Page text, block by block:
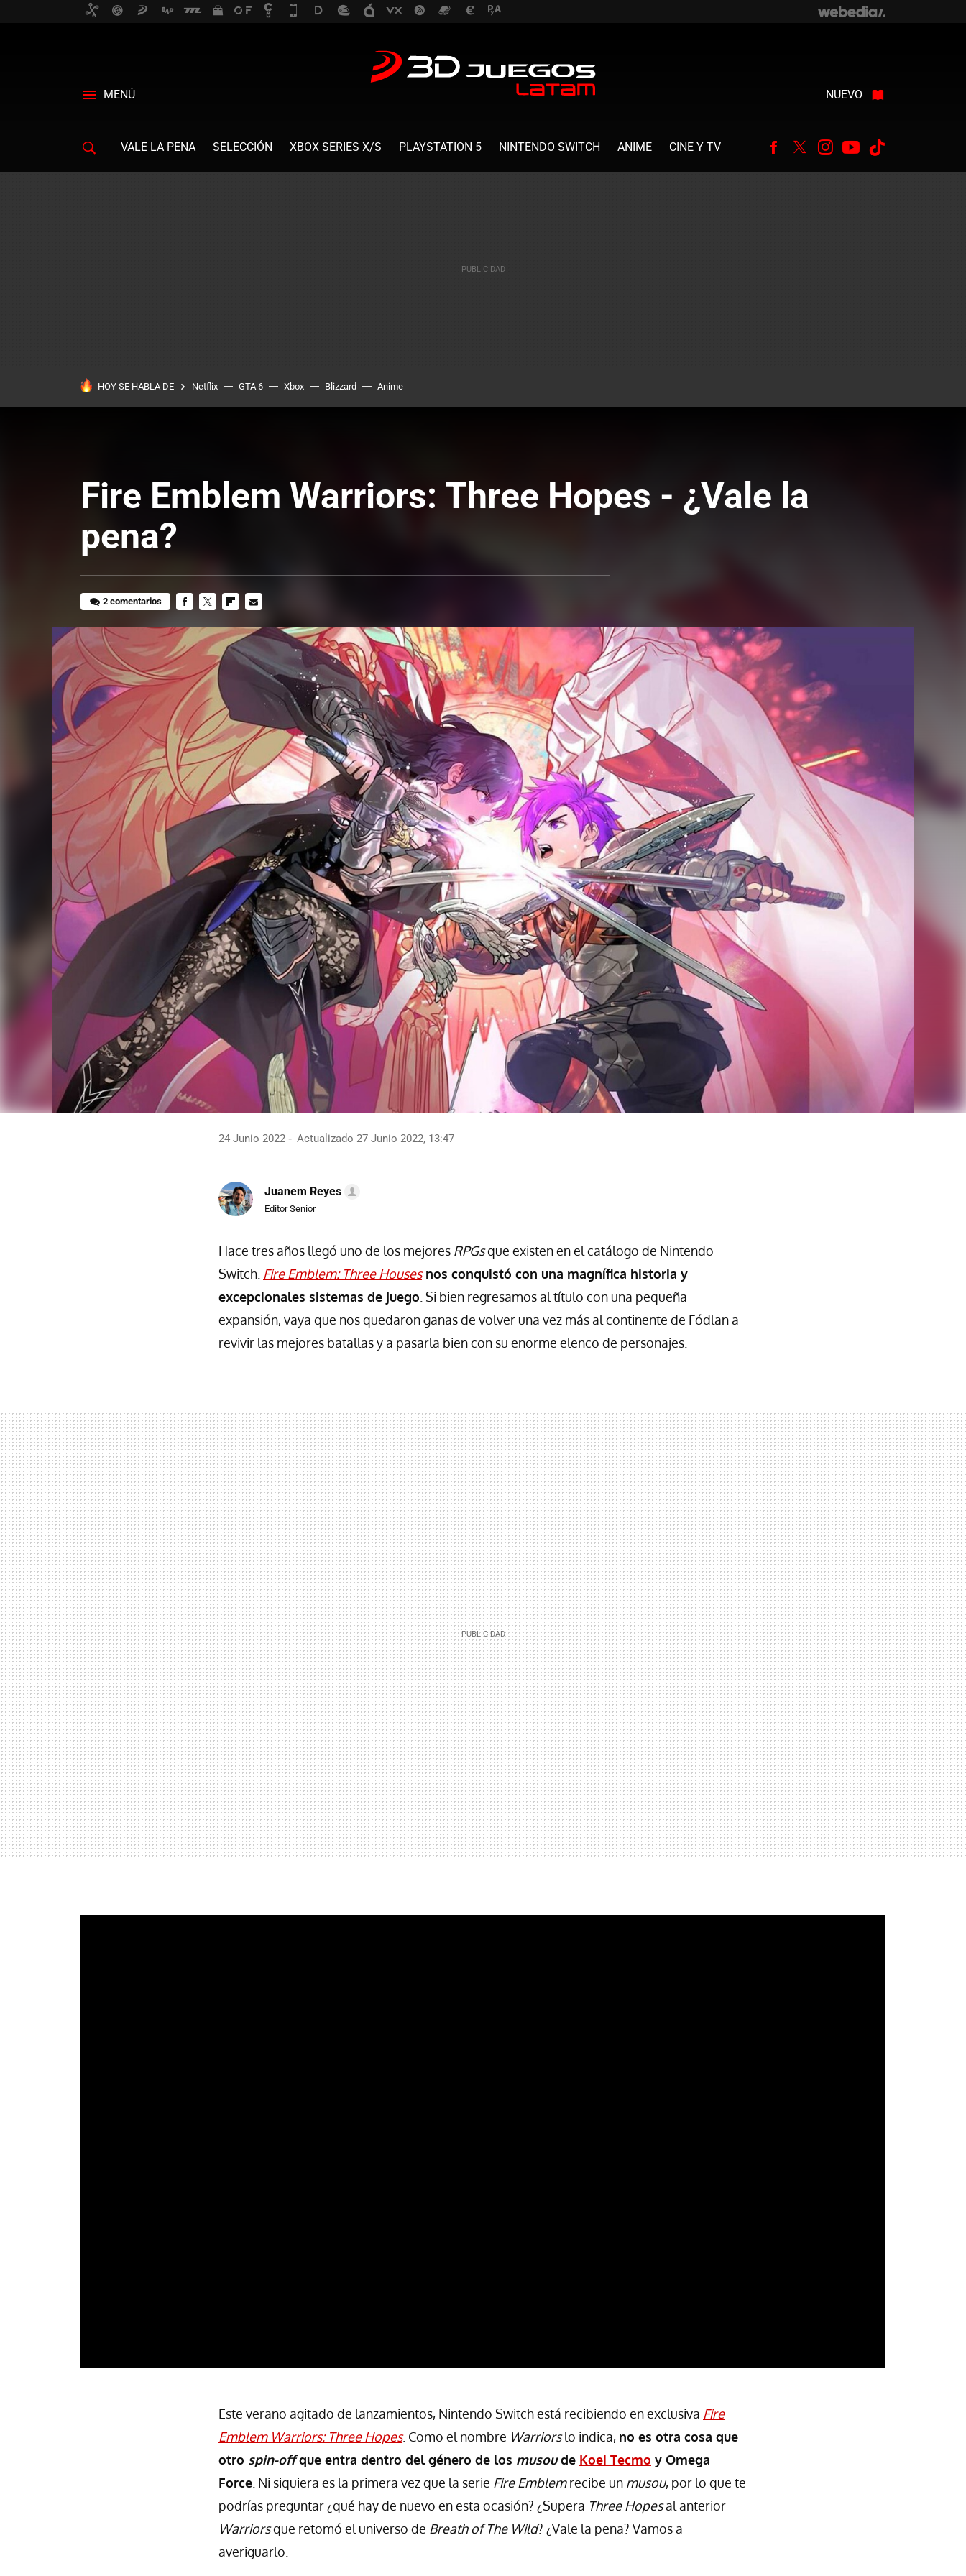
MENÚ NUEVO
VALE LA PENA SELECCIÓN XBOX SERIES X/S PLAYSTATION 5 NINTENDO SWITCH ANIME CINE Y TV Facebook
TwitterInstagram
Youtube
HOY SE HABLA DE Netflix GTA 6 Xbox Blizzard Anime
Fire Emblem Warriors: Three Hopes - ¿Vale la
pena?
2 comentarios
MAIL
24 Junio 2022 Actualizado 27 Junio 2022, 13:47
Juanem Reyes
Editor Senior
Hace tres años llegó uno de los mejores RPGsque existen en el catálogo de Nintendo
Switch. Fire Emblem: Three Housesnos conquistó con una magnífica historia y
excepcionales sistemas de juego . Si bien regresamos al título con una pequeña
expansión, vaya que nos quedaron ganas de volver una vez más al continente de Fódlan a
revivir las mejores batallas y a pasarla bien con su enorme elenco de personajes.
Este verano agitado de lanzamientos, Nintendo Switch está recibiendo en exclusiva Fire
Emblem Warriors: Three Hopes. Como el nombre Warriorslo indica, no es otra cosa que
otro spin-offque entra dentro del género de los musoude Koei Tecmo y Omega
Force . Ni siquiera es la primera vez que la serie Fire Emblemrecibe un musou, por lo que te
podrías preguntar ¿qué hay de nuevo en esta ocasión? ¿Supera Three Hopesal anterior
Warriorsque retomó el universo de Breath of The Wild? ¿Vale la pena? Vamos a
averiguarlo.